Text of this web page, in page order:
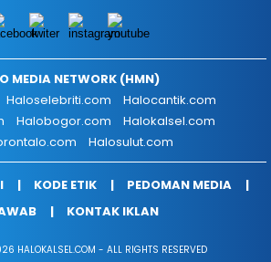
MEDIA NETWORK (HMN)
Haloselebriti.com
Halocantik.com
Halobogor.com
Halokalsel.com
Halosulut.com
KODE ETIK
PEDOMAN MEDIA
KONTAK IKLAN
HALOKALSEL.COM - ALL RIGHTS RESERVED